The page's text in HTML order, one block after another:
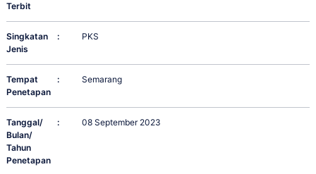
Terbit
Singkatan
Jenis
: PKS
Tempat
Penetapan
: Semarang
Tanggal/
Bulan/
Tahun
Penetapan
: 08 September 2023